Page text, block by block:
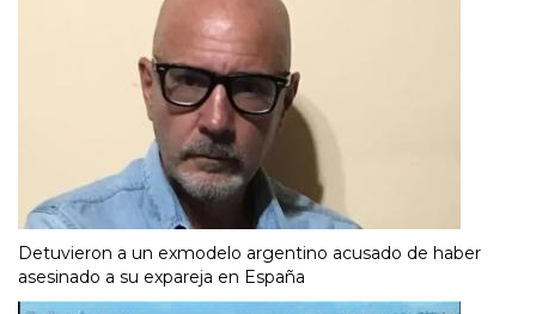
Detuvieron a un exmodelo argentino acusado de haber
asesinado a su expareja en España